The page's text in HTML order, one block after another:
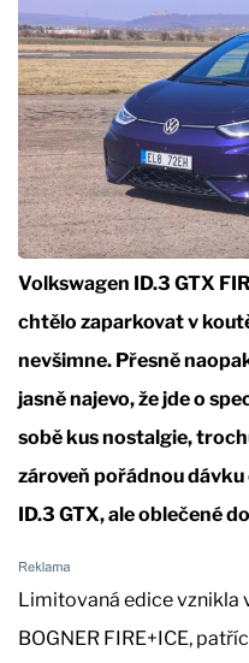
Volkswagen ID.3 GTX
chtělo zaparkovat v
nevšimne. Přesně
jasně najevo, že jde o
sobě kus nostalgie,
zároveň pořádnou
ID.3 GTX, ale oblečené
Limitovaná edice vznikla
BOGNER FIRE+ICE,